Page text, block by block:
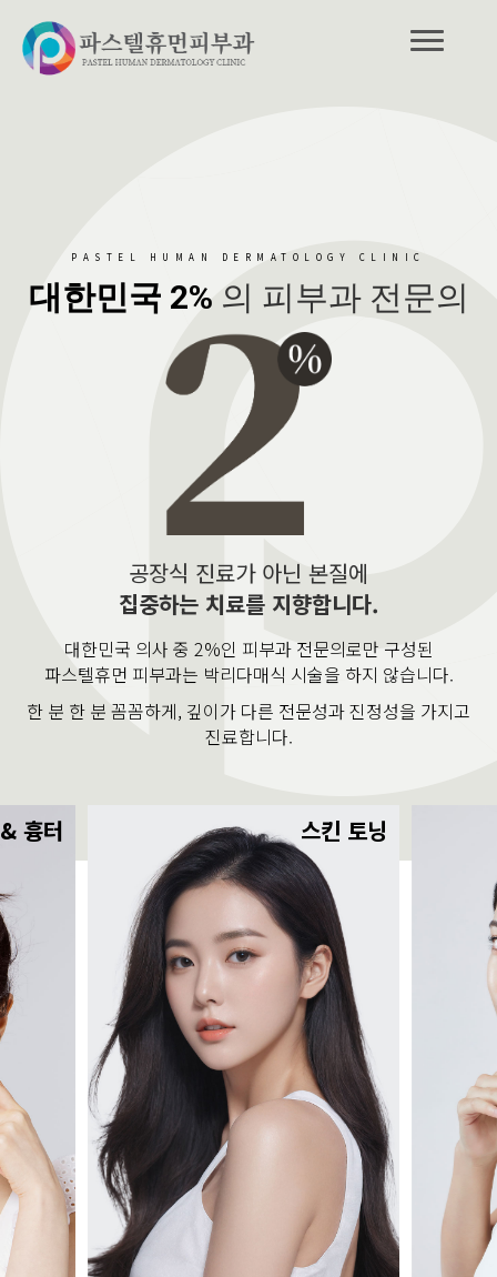
PASTEL HUMAN DERMATOLOGY CLINIC
대한민국 2% 의 피부과 전문의
공장식 진료가 아닌 본질에
집중하는 치료를 지향합니다.
대한민국 의사 중 2%인 피부과 전문의로만 구성된
파스텔휴먼 피부과는 박리다매식 시술을 하지 않습니다.
한 분 한 분 꼼꼼하게, 깊이가 다른 전문성과 진정성을 가지고
진료합니다.
흉터 스킨 토닝